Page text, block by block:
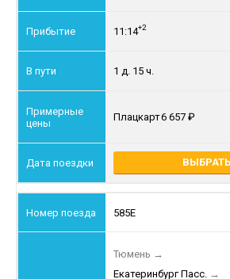
11:14+2
1 д. 15 ч.
Плацкарт6 657
585Е
Тюмень →
Екатеринбург Пасс. →